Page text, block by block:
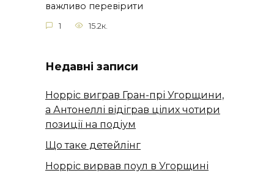
важливо перевірити
1 15.2к.
Недавні записи
Норріс виграв Гран-прі Угорщини,
а Антонеллі відіграв цілих чотири
позиції на подіум
Що таке детейлінг
Норріс вирвав поул в Угорщині